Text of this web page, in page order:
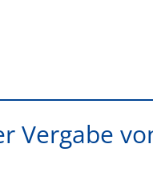
Vergabe